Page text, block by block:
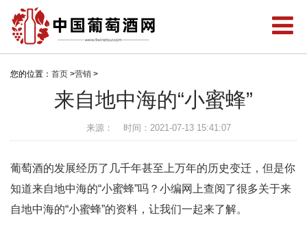
您的位置： 首页 >营销 >
来自地中海的“小蜜蜂”
来源： 时间：2021-07-13 15:41:07
葡萄酒的发展经历了几千年甚至上万年的历史变迁，但是你
知道来自地中海的“小蜜蜂”吗？小编网上查阅了很多关于来
自地中海的“小蜜蜂”的资料，让我们一起来了解。